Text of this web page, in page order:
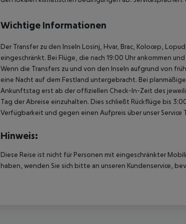
Wichtige Informationen
Der Transfer zu den Inseln Losinj, Hvar, Brac, Kolocep,
eingeschränkt. Bei Flüge, die nach 19:00 Uhr ankommen
Wenn die Transfers zu und von den Inseln aufgrund von
eine Nacht auf dem Festland untergebracht. Bei
Ankunftstag erst ab der offiziellen Check-In-Zeit des
Tag der Abreise einzuhalten. Dies schließt Rückflüge bis
Verfügbarkeit und gegen einen Aufpreis über unser Service
Hinweis:
Diese Reise ist nicht für Personen mit eingeschränkter
haben, wenden Sie sich bitte an unseren Kundenservice,